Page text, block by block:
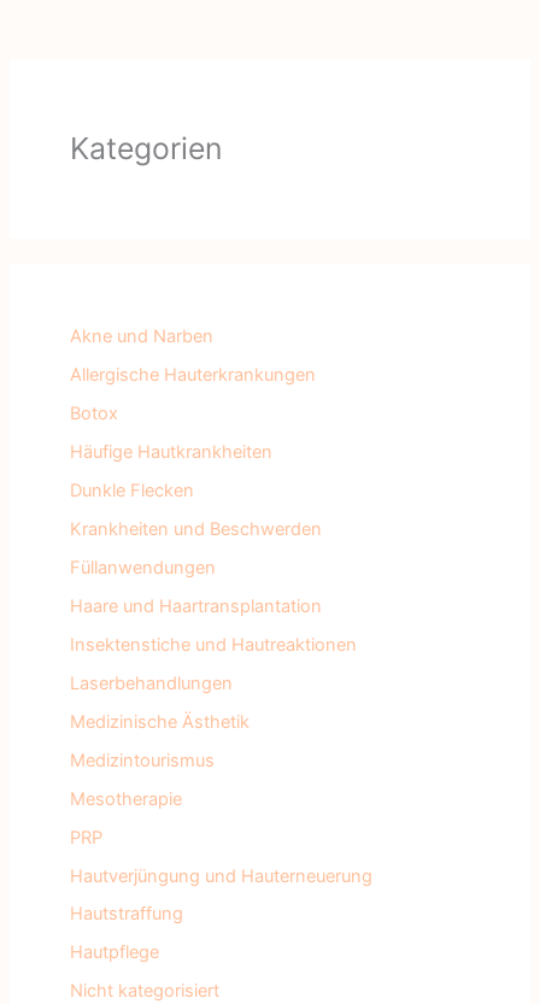
Kategorien
Akne und Narben
Allergische Hauterkrankungen
Botox
Häufige Hautkrankheiten
Dunkle Flecken
Krankheiten und Beschwerden
Füllanwendungen
Haare und Haartransplantation
Insektenstiche und Hautreaktionen
Laserbehandlungen
Medizinische Ästhetik
Medizintourismus
Mesotherapie
PRP
Hautverjüngung und Hauterneuerung
Hautstraffung
Hautpflege
Nicht kategorisiert